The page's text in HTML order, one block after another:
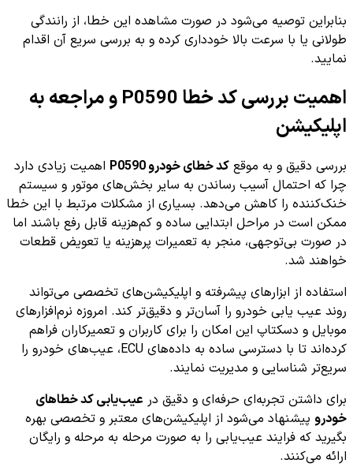
بنابراین توصیه می‌شود در صورت مشاهده این خطا، از رانندگی
طولانی یا با سرعت بالا خودداری کرده و به بررسی سریع آن اقدام
نمایید.
اهمیت بررسی کد خطا P0590 و مراجعه به
اپلیکیشن
بررسی دقیق و به موقع کد خطای خودرو P0590
اهمیت زیادی دارد
چرا که احتمال آسیب رساندن به سایر بخش‌های موتور و سیستم
خنک‌کننده را کاهش می‌دهد. بسیاری از مشکلات مرتبط با این خطا
ممکن است در مراحل ابتدایی ساده و کم‌هزینه قابل رفع باشند اما
در صورت بی‌توجهی، منجر به تعمیرات پرهزینه یا تعویض قطعات
خواهند شد.
استفاده از ابزارهای پیشرفته و اپلیکیشن‌های تخصصی می‌تواند
روند عیب یابی خودرو را آسان‌تر و دقیق‌تر کند. امروزه نرم‌افزارهای
موبایل و دسکتاپ این امکان را برای کاربران و تعمیرکاران فراهم
کرده‌اند تا با دسترسی ساده به داده‌های ECU، عیب‌های خودرو را
سریع‌تر شناسایی و مدیریت نمایند.
برای داشتن تجربه‌ای حرفه‌ای و دقیق در عیب‌یابی کد خطاهای
خودرو پیشنهاد می‌شود از اپلیکیشن‌های معتبر و تخصصی بهره
بگیرید که فرایند عیب‌یابی را به صورت مرحله به مرحله و رایگان
ارائه می‌کنند.